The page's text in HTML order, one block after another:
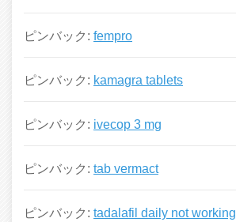
ピンバック: fempro
ピンバック: kamagra tablets
ピンバック: ivecop 3 mg
ピンバック: tab vermact
ピンバック: tadalafil daily not working